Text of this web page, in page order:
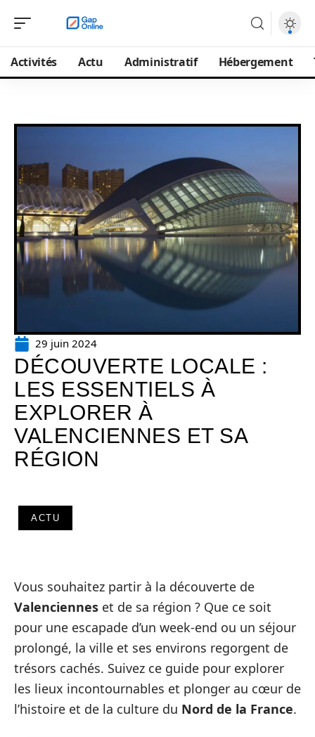
Activités Actu Administratif Hébergement
29 juin 2024
DÉCOUVERTE LOCALE :
LES ESSENTIELS À
EXPLORER À
VALENCIENNES ET SA
RÉGION
ACTU
Vous souhaitez partir à la découverte de
Valenciennes et de sa région ? Que ce soit
pour une escapade d’un week-end ou un séjour
prolongé, la ville et ses environs regorgent de
trésors cachés. Suivez ce guide pour explorer
les lieux incontournables et plonger au cœur de
l’histoire et de la culture du Nord de la France.